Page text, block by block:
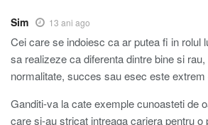
Sim 13 ani ago
Cei care se indoiesc ca ar putea fi in rolul
sa realizeze ca diferenta dintre bine si
normalitate, succes sau esec este
Ganditi-va la cate exemple cunoasteti de
care si-au stricat intreaga cariera pentru o